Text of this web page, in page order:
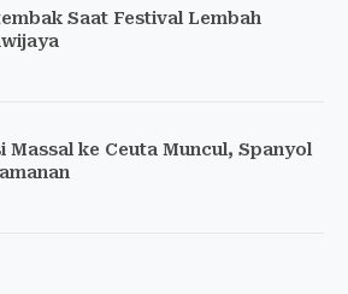
Saat Festival Lembah
Massal ke Ceuta Muncul, Spanyol